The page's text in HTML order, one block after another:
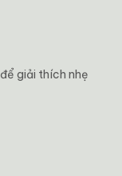
giải thích nhẹ